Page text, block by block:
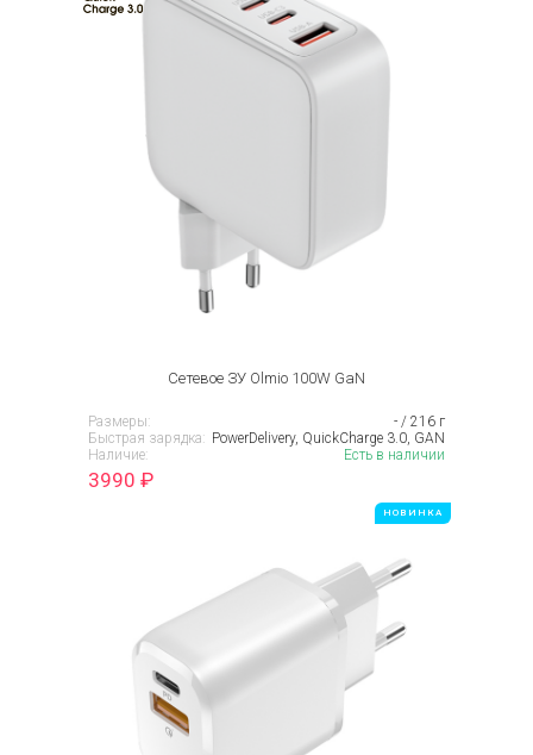
Сетевое ЗУ Olmio 100W GaN
Размеры:
- / 216 г
Быстрая зарядка: PowerDelivery, QuickCharge 3.0, GAN
Наличие:
Есть в наличии
3990 ₽
НОВИНКА